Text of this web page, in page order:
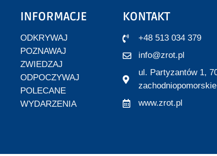
INFORMACJE
ODKRYWAJ
POZNAWAJ
ZWIEDZAJ
ODPOCZYWAJ
POLECANE
WYDARZENIA
KONTAKT
+48 513 034 379
info@zrot.pl
ul. Partyzantów 1,
zachodniopomorskie
www.zrot.pl